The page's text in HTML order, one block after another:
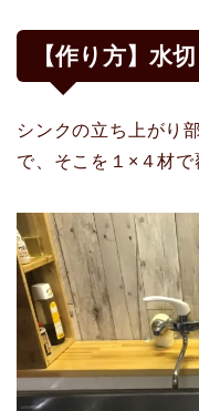
【作り方】水
シンクの立ち上がり
で、そこを１×４材で